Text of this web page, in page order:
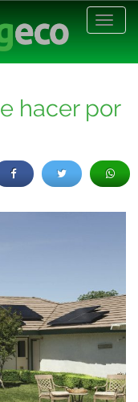
hacer por